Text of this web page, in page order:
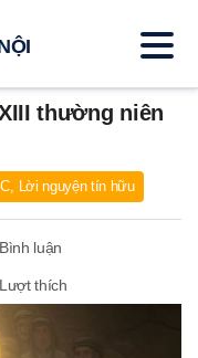
thường niên
, Lời nguyện tín hữu
luận
thích